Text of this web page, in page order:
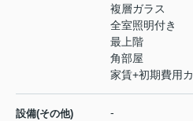
複層ガラス
全室照明付き
最上階
角部屋
家賃+初期費用
設備(その他) -